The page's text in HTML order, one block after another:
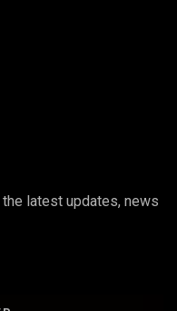
latest updates, news